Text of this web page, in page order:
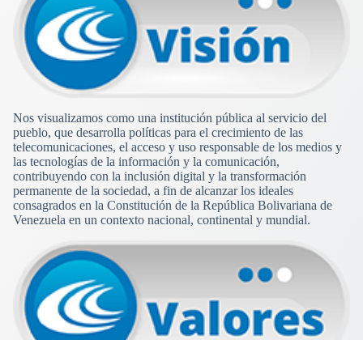
Nos visualizamos como una institución pública al servicio del
pueblo, que desarrolla políticas para el crecimiento de las
telecomunicaciones, el acceso y uso responsable de los medios y
las tecnologías de la información y la comunicación,
contribuyendo con la inclusión digital y la transformación
permanente de la sociedad, a fin de alcanzar los ideales
consagrados en la Constitución de la República Bolivariana de
Venezuela en un contexto nacional, continental y mundial.